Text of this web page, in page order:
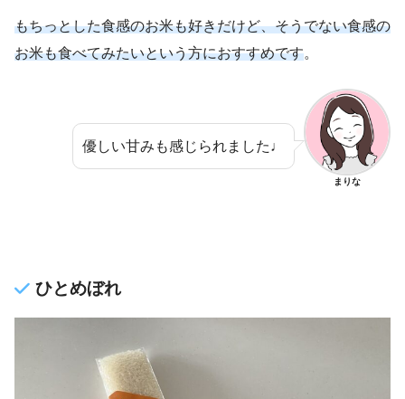
もちっとした食感のお米も好きだけど、そうでない食感の
お米も食べてみたいという方におすすめです。
優しい甘みも感じられました♩
まりな
ひとめぼれ